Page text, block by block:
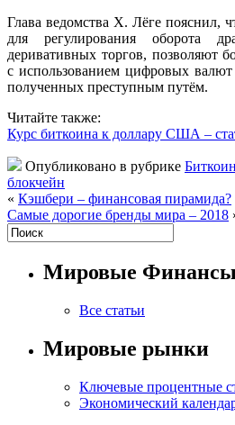
Глава ведомства Х. Лёге пояснил,
для регулирования оборота
деривативных торгов, позволяют
с использованием цифровых валют
полученных преступным путём.
Читайте также:
Курс биткоина к доллару США –
Опубликовано в рубрике Биткоин
блокчейн
« Кэшбери – финансовая пирамида?
Самые дорогие бренды мира – 2018
Мировые Финансы
Все статьи
Мировые рынки
Ключевые процентные
Экономический